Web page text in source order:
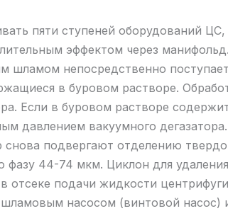
пяти ступеней оборудований
эффектом через
шламом непосредственно
в буровом растворе.
Если в буровом растворе
давлением вакуумного
снова подвергают отделению
фазу 44-74 мкм. Циклон для
отсеке подачи жидкости
насосом (винтовой насос)